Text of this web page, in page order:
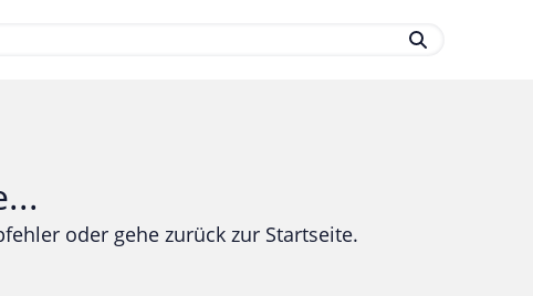
oder gehe zurück zur Startseite.